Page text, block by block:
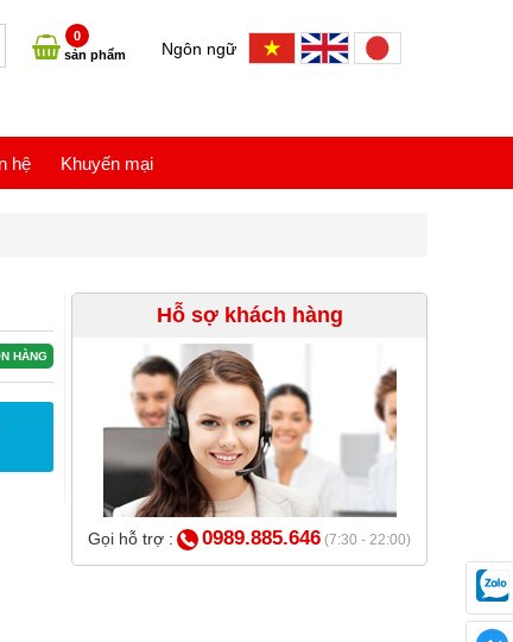
0
sản phẩm
Ngôn ngữ
hệ Khuyến mại
HÀNG
Hỗ sợ khách hàng
Gọi hỗ trợ : 0989.885.646 (7:30 - 22:00)